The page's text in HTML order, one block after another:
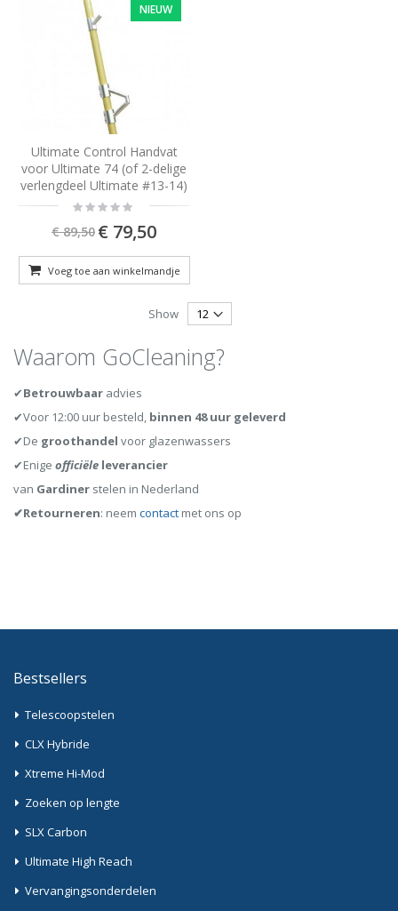
NIEUW
Ultimate Control Handvat
voor Ultimate 74 (of 2-delige
verlengdeel Ultimate #13-14)
Rating:
0%
€ 89,50 Special
Price
€ 79,50
Voeg toe aan winkelmandje
Show
Waarom GoCleaning?
✔Betrouwbaar advies
✔Voor 12:00 uur besteld, binnen 48 uur geleverd
✔De groothandel voor glazenwassers
✔Enige officiële leverancier
van Gardiner stelen in Nederland
✔Retourneren: neem contact met ons op
Bestsellers
Telescoopstelen
CLX Hybride
Xtreme Hi-Mod
Zoeken op lengte
SLX Carbon
Ultimate High Reach
Vervangingsonderdelen